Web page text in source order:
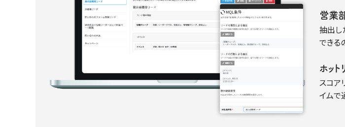
営業
抽出し
できる
ホッ
スコア
イムで